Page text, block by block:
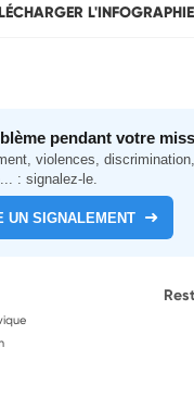
L'INFOGRAPHIE
pendant votre
violences,
: signalez-le.
UN SIGNALEMENT